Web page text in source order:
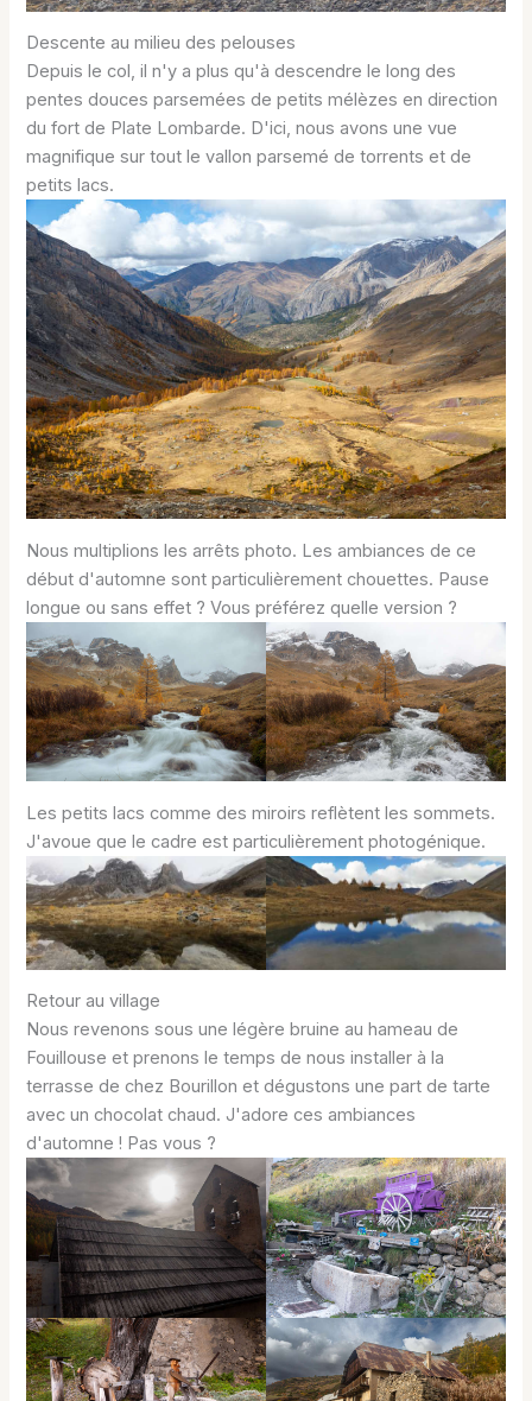
Descente au milieu des pelouses
Depuis le col, il n'y a plus qu'à descendre le long des
pentes douces parsemées de petits mélèzes en direction
du fort de Plate Lombarde. D'ici, nous avons une vue
magnifique sur tout le vallon parsemé de torrents et de
petits lacs.
Nous multiplions les arrêts photo. Les ambiances de ce
début d'automne sont particulièrement chouettes. Pause
longue ou sans effet ? Vous préférez quelle version ?
Les petits lacs comme des miroirs reflètent les sommets.
J'avoue que le cadre est particulièrement photogénique.
Retour au village
Nous revenons sous une légère bruine au hameau de
Fouillouse et prenons le temps de nous installer à la
terrasse de chez Bourillon et dégustons une part de tarte
avec un chocolat chaud. J'adore ces ambiances
d'automne ! Pas vous ?